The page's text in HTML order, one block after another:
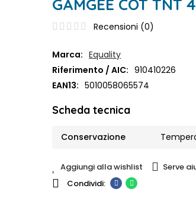
GAMGEE COT TNT
Recensioni (0)
Marca: Equality
Riferimento / AIC: 910410226
EAN13: 5010058065574
Scheda tecnica
Conservazione
Aggiungi alla wishlist Serve